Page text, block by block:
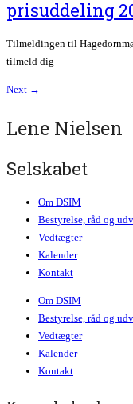
prisuddeling
Tilmeldingen til
tilmeld dig
Next →
Lene Nielsen
Selskabet
Om DSIM
Bestyrelse, råd og
Vedtægter
Kalender
Kontakt
Om DSIM
Bestyrelse, råd og
Vedtægter
Kalender
Kontakt